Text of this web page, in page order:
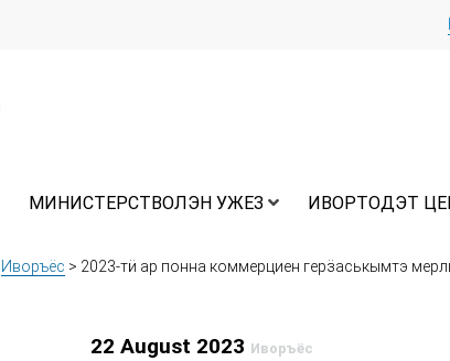
МИНИСТЕРСТВОЛЭН УЖЕЗ ИВОРТОДЭТ
Иворъёс > 2023-тӥ ар понна коммерциен герӟаськымтэ
22 August 2023 Иворъёс